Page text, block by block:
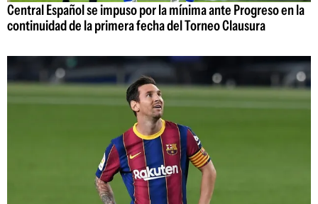
Central Español se impuso por la mínima ante Progreso en la
continuidad de la primera fecha del Torneo Clausura